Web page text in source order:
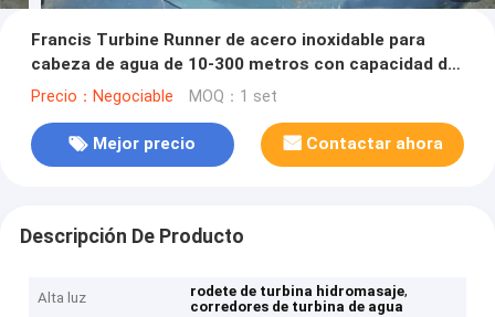
Francis Turbine Runner de acero inoxidable para
cabeza de agua de 10-300 metros con capacidad de
0,1MW-20MW
Precio：Negociable MOQ：1 set
Mejor precio Contactar ahora
Descripción De Producto
Alta luz rodete de turbina hidromasaje,
corredores de turbina de agua